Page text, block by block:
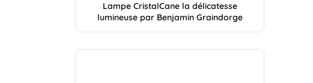
Lampe CristalCane la délicatesse
lumineuse par Benjamin Graindorge